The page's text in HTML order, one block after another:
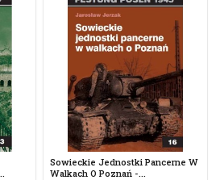
Sowieckie Jednostki Pancerne W
Walkach O Poznań -...